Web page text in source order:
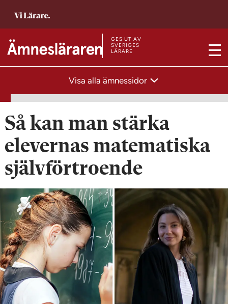
l
s
a
t
i
d
n
T
i
s
t
a
r
s
n
GES UT AV
SVERIGES
LÄRARE
M
Visa alla ämnessidor
Så kan man stärka
elevernas matematiska
självförtroende